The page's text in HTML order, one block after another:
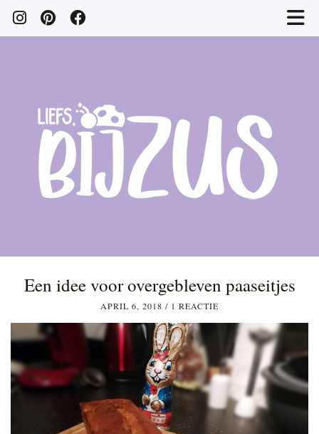
Een idee voor overgebleven paaseitjes
APRIL 6, 2018 / 1 REACTIE